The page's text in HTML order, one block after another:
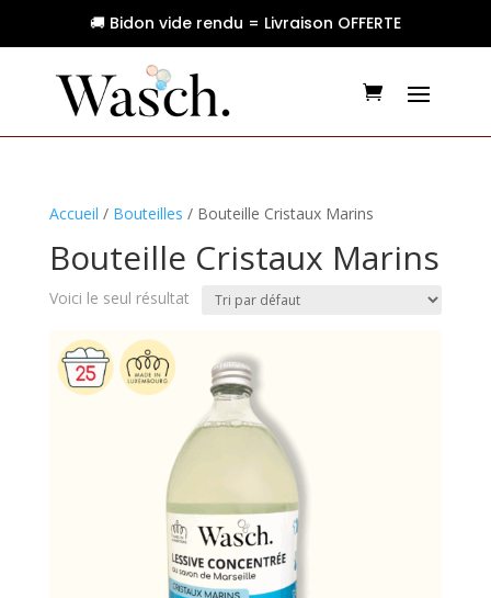
🚚 Bidon vide rendu = Livraison OFFERTE
Accueil / Bouteilles / Bouteille Cristaux Marins
Bouteille Cristaux Marins
Voici le seul résultat